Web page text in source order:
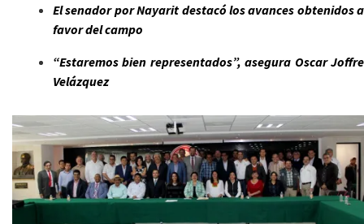
El senador por Nayarit destacó los avances obtenidos a
favor del campo
“Estaremos bien representados”, asegura Oscar Joffre
Velázquez